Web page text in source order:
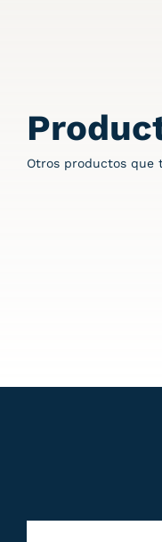
Otros productos que